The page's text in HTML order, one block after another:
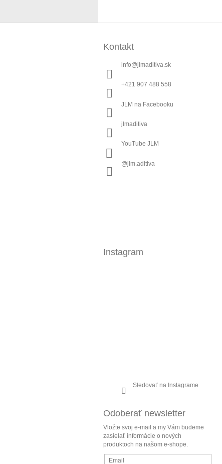
Kontakt
info@jlmaditiva.sk
+421 907 488 558
JLM na Facebooku
jlmaditiva
YouTube JLM
@jlm.aditiva
Instagram
Sledovať na Instagrame
Odoberať newsletter
Vložte svoj e-mail a my Vám budeme
zasielať informácie o nových
produktoch na našom e-shope.
Email